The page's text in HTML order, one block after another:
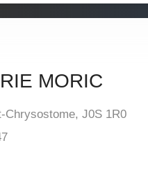
MORIC
Chrysostome, J0S 1R0